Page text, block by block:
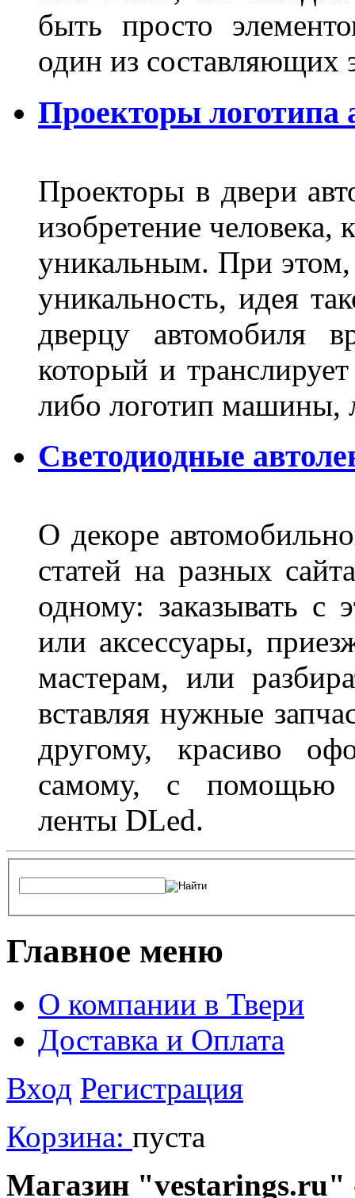
быть просто
один из
Проекторы логотипа
Проекторы в двери
изобретение человека,
уникальным. При этом,
уникальность, идея
дверцу автомобиля
который и
либо логотип машины,
Светодиодные
О декоре
статей на разных
одному: заказывать с
или аксессуары,
мастерам, или
вставляя нужные
другому, красиво
самому, с помощью
ленты DLed.
Главное меню
О компании в Твери
Доставка и Оплата
Вход Регистрация
Корзина: пуста
Магазин "vestarings.ru"